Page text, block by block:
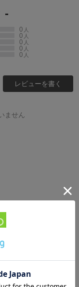
-
0 人
0 人
0 人
0 人
0 人
レビューを書く
ません
ーズ
ズ
シューズ
メンズ
ます